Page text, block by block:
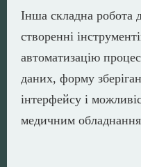
Інша складна робота
створенні
автоматизацію
даних, форму
інтерфейсу і
медичним